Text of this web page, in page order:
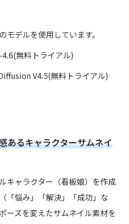
モデルを使用しています。
4.6(無料トライアル)
V4.5(無料トライアル)
あるキャラクターサムネイ
キャラクター（看板娘）を作成
「悩み」「解決」「成功」な
ーズを変えたサムネイル素材を